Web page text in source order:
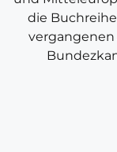
die
vergangenen